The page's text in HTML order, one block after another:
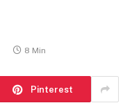
8 Min
Pinterest